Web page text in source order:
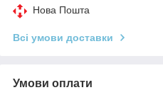
Нова Пошта
Всі умови доставки
Умови оплати